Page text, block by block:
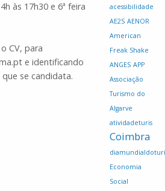
às 17h30 e 6ª feira
CV, para
e identificando
se candidata.
acessibilidade
AE2S AENOR
American
Freak Shake
ANGES APP
Associação
Turismo do
Algarve
atividadeturis
Coimbra
Economia
Social